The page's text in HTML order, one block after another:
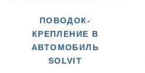
ПОВОДОК-
КРЕПЛЕНИЕ В
АВТОМОБИЛЬ
SOLVIT